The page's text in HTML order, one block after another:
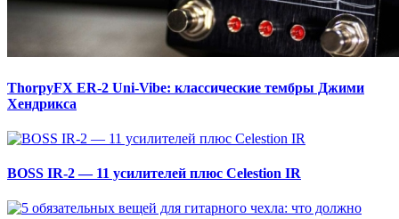
ThorpyFX ER-2 Uni-Vibe: классические тембры Джими
Хендрикса
BOSS IR-2 — 11 усилителей плюс Celestion IR